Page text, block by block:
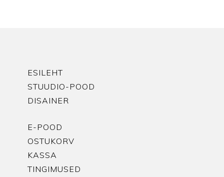
ESILEHT
STUUDIO-POOD
DISAINER
E-POOD
OSTUKORV
KASSA
TINGIMUSED